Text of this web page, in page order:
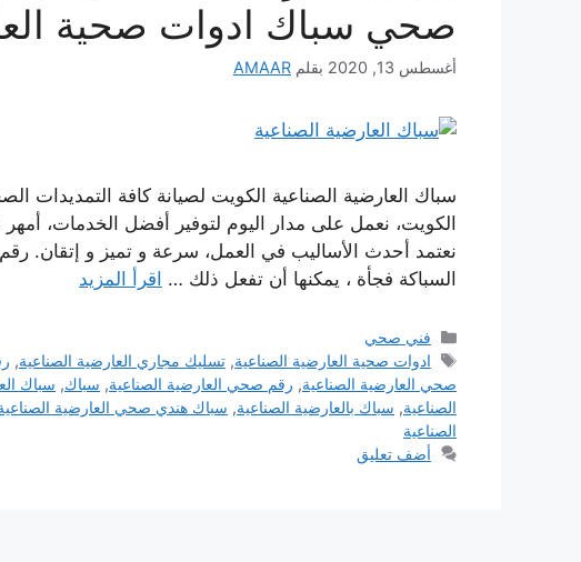
صحي سباك ادوات صحية
أغسطس 13, 2020 بقلم AMAAR
سباك العارضية الصناعية الكويت لصيانة كافة التمديدات
الكويت، نعمل على مدار اليوم لتوفير أفضل الخدمات،
نعتمد أحدث الأساليب في العمل، سرعة و تميز و إتقان.
السباكة فجأة ، يمكنها أن تفعل ذلك … اقرأ المزيد
التصنيفات
فني صحي
الوسوم
ادوات صحية العارضية الصناعية,تسليك مجاري العارضية الصناعية,
صحي العارضية الصناعية, رقم صحي العارضية الصناعية, سباك, سباك
الصناعية, سباك بالعارضية الصناعية, سباك هندي صحي العارضية
الصناعية
أضف تعليق